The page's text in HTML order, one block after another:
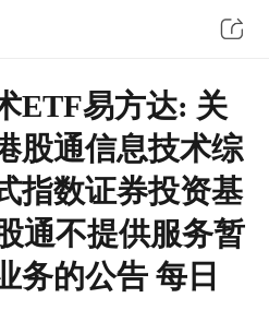
ETF易方达: 关
股通信息技术综
指数证券投资基
通不提供服务暂
务的公告 每日